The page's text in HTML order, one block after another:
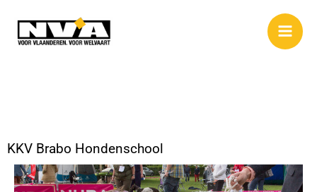
naar
KKV Brabo Hondenschool